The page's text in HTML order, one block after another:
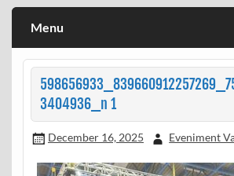
Menu
3404936_n 1
December 16, 2025 Eveniment